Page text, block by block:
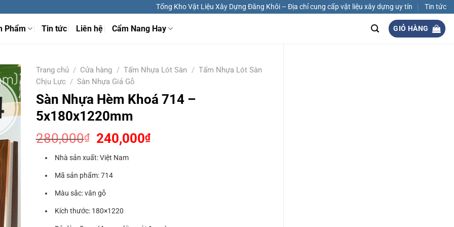
Tổng Kho Vật Liệu Xây Dựng Đăng Khôi – Địa chỉ cung cấp vật liệu xây dựng uy tín Tin tức
Phẩm Tin tức Liên hệ Cẩm Nang Hay GIỎ HÀNG
Trang chủ / Cửa hàng / Tấm Nhựa Lót Sàn / Tấm Nhựa Lót Sàn
Chịu Lực / Sàn Nhựa Giả Gỗ
Sàn Nhựa Hèm Khoá 714 –
5x180x1220mm
280,000₫
Giá
gốc
là:
280,000₫.
240,000₫Giá
Nhà sản xuất: Việt Nam
Mã sản phẩm: 714
Màu sắc: vân gỗ
Kích thước: 180×1220